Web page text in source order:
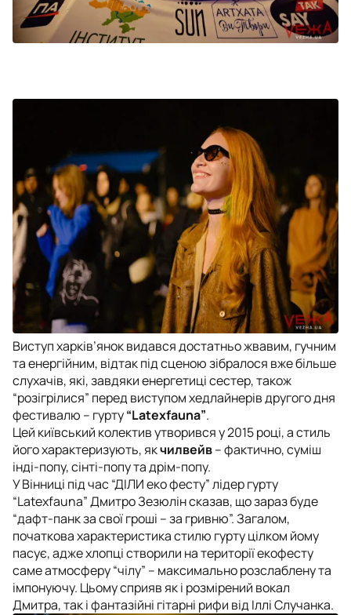
Виступ харків’янок видався достатньо жвавим, гучним
та енергійним, відтак під сценою зібралося вже більше
слухачів, які, завдяки енергетиці сестер, також
“розігрілися” перед виступом хедлайнерів другого дня
фестивалю – гурту“Latexfauna”.
Цей київський колектив утворився у 2015 році, а стиль
його характеризують, якчилвейв– фактично, суміш
інді-попу, сінті-попу та дрім-попу.
У Вінниці під час “ДІЛИ еко фесту” лідер гурту
“Latexfauna” Дмитро Зезюлін сказав, що зараз буде
“дафт-панк за свої гроші – за гривню”. Загалом,
початкова характеристика стилю гурту цілком йому
пасує, адже хлопці створили на території екофесту
саме атмосферу “чілу” – максимально розслаблену та
імпонуючу. Цьому сприяв як і розмірений вокал
Дмитра, так і фантазійні гітарні рифи від Іллі Случанка.